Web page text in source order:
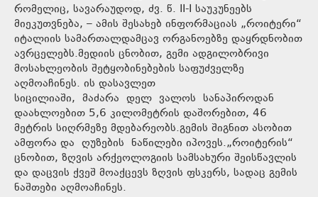
რომელიც, სავარაუდოდ, ძვ. წ. II-I საუკუნეებს
მიეკუთვნება, – ამის შესახებ ინფორმაციას „როიტერი“
იტალიის სამართალდამცავ ორგანოებზე დაყრდნობით
ავრცელებს.მედიის ცნობით, გემი ადგილობრივი
მოსახლეობის შეტყობინებების საფუძველზე
აღმოაჩინეს. ის დასავლეთ
სიცილიაში, მაძარა დელ ვალოს სანაპიროდან
დაახლოებით 5,6 კილომეტრის დაშორებით, 46
მეტრის სიღრმეზე მდებარეობს.გემის შიგნით ასობით
ამფორა და ღუზების ნაწილები იპოვეს.„როიტერის“
ცნობით, ზღვის არქეოლოგიის სამსახური შეისწავლის
და დაცვის ქვეშ მოაქცევს ზღვის ფსკერს, სადაც გემის
ნაშთები აღმოაჩინეს.